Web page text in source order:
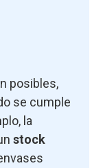
posibles,
se cumple
la
stock